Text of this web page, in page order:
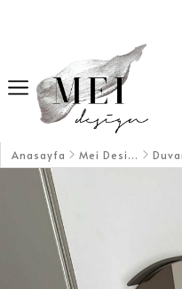
Anasayfa Mei Design